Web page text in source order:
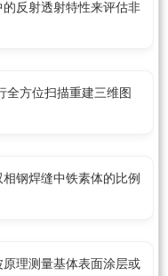
反射透射特性来评估非
全方位扫描重建三维图
钢焊缝中铁素体的比例
理测量基体表面涂层或